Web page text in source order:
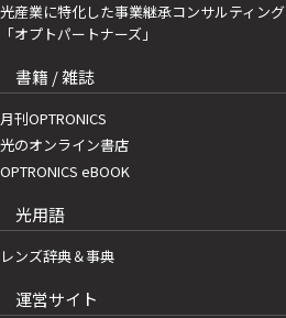
光産業に特化した事業継承コンサルティング
「オプトパートナーズ」
書籍 / 雑誌
月刊OPTRONICS
光のオンライン書店
OPTRONICS eBOOK
光用語
レンズ辞典＆事典
運営サイト